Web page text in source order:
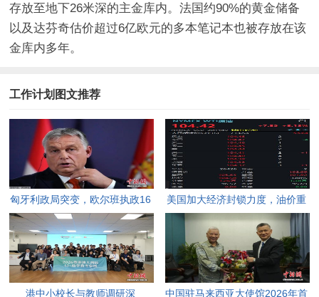
存放至地下26米深的主金库内。法国约90%的黄金储备
以及达芬奇估价超过6亿欧元的多本笔记本也被存放在该
金库内多年。
工作计划图文推荐
匈牙利政局突变，欧尔班执政16
年终结。
美国加大经济封锁力度，油价重
返100美元高点，黄金价格急
跌，日韩主要股指开盘走低。
港中小校长与教师调研深 中国驻马来西亚大使馆2026年首